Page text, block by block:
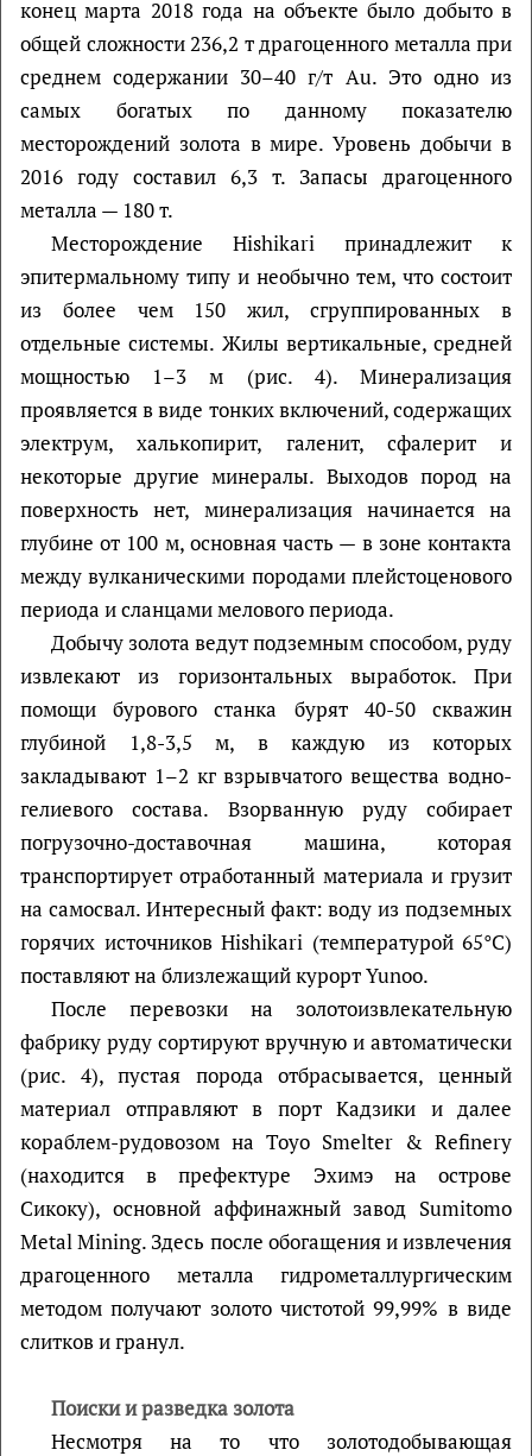
конец марта 2018 года на объекте было добыто в
общей сложности 236,2 т драгоценного металла при
среднем содержании 30–40 г/т Au. Это одно из
самых богатых по данному показателю
месторождений золота в мире. Уровень добычи в
2016 году составил 6,3 т. Запасы драгоценного
металла — 180 т.
Месторождение Hishikari принадлежит к
эпитермальному типу и необычно тем, что состоит
из более чем 150 жил, сгруппированных в
отдельные системы. Жилы вертикальные, средней
мощностью 1–3 м (рис. 4). Минерализация
проявляется в виде тонких включений, содержащих
электрум, халькопирит, галенит, сфалерит и
некоторые другие минералы. Выходов пород на
поверхность нет, минерализация начинается на
глубине от 100 м, основная часть — в зоне контакта
между вулканическими породами плейстоценового
периода и сланцами мелового периода.
Добычу золота ведут подземным способом, руду
извлекают из горизонтальных выработок. При
помощи бурового станка бурят 40-50 скважин
глубиной 1,8-3,5 м, в каждую из которых
закладывают 1–2 кг взрывчатого вещества водно-
гелиевого состава. Взорванную руду собирает
погрузочно-доставочная машина, которая
транспортирует отработанный материала и грузит
на самосвал. Интересный факт: воду из подземных
горячих источников Hishikari (температурой 65°С)
поставляют на близлежащий курорт Yunoo.
После перевозки на золотоизвлекательную
фабрику руду сортируют вручную и автоматически
(рис. 4), пустая порода отбрасывается, ценный
материал отправляют в порт Кадзики и далее
кораблем-рудовозом на Toyo Smelter & Refinery
(находится в префектуре Эхимэ на острове
Сикоку), основной аффинажный завод Sumitomo
Metal Mining. Здесь после обогащения и извлечения
драгоценного металла гидрометаллургическим
методом получают золото чистотой 99,99% в виде
слитков и гранул.
Поиски и разведка золота
Несмотря на то что золотодобывающая